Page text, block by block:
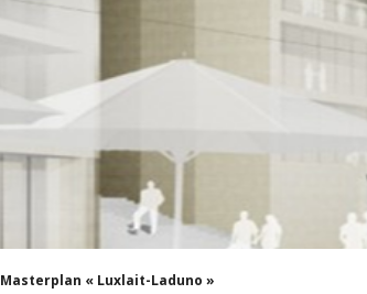
Masterplan « Luxlait-Laduno »